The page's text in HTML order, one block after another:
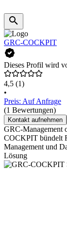
GRC-COCKPIT
Dieses Profil wird
4,5 (1)
•
Preis: Auf Anfrage
(1 Bewertungen)
Kontakt aufnehmen
GRC-Management
COCKPIT bündelt
Management und
Lösung